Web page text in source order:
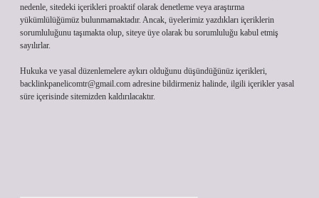
nedenle, sitedeki içerikleri proaktif olarak denetleme veya araştırma
yükümlülüğümüz bulunmamaktadır. Ancak, üyelerimiz yazdıkları içeriklerin
sorumluluğunu taşımakta olup, siteye üye olarak bu sorumluluğu kabul etmiş
sayılırlar.
Hukuka ve yasal düzenlemelere aykırı olduğunu düşündüğünüz içerikleri,
backlinkpanelicomtr@gmail.com adresine bildirmeniz halinde, ilgili içerikler yasal
süre içerisinde sitemizden kaldırılacaktır.